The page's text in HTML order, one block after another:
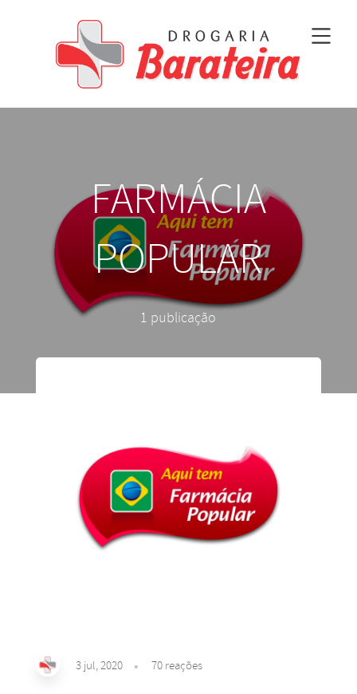
FARMÁCIA
POPULAR
1 publicação
3 jul, 2020 70 reações